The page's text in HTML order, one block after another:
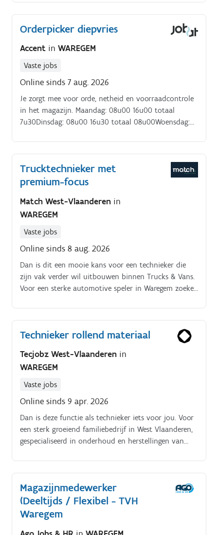
totaal 9u.
Orderpicker diepvries
Accent in WAREGEM
Vaste jobs
Online sinds 7 aug. 2026
Je zorgt mee voor orde, netheid en voorraadcontrole
in het magazijn. Maandag: 08u00 16u00 totaal
7u30Dinsdag: 08u00 16u30 totaal 08u00Woensdag:
Trucktechnieker met
premium-focus
Match West-Vlaanderen in
WAREGEM
Vaste jobs
Online sinds 8 aug. 2026
Dan is dit een mooie kans voor een technieker die
zijn vak verder wil uitbouwen binnen Trucks & Vans.
Voor een sterke automotive speler in Waregem zoeken
Technieker rollend materiaal
Tecjobz West-Vlaanderen in
WAREGEM
Vaste jobs
Online sinds 9 apr. 2026
Dan is deze functie als technieker iets voor jou. Voor
een sterk groeiend familiebedrijf in West Vlaanderen,
gespecialiseerd in onderhoud en herstellingen van
veiligheid.
Magazijnmedewerker
(Deeltijds / Flexibel - TVH
Waregem